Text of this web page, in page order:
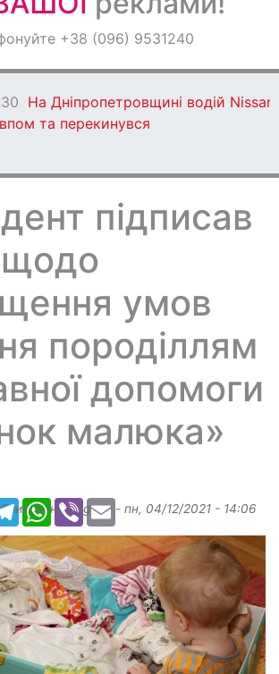
+38 (096) 9531240
На Дніпропетровщині водій Nissan
та перекинувся
підписав
щодо
умов
породіллям
допомоги
малюка»
TelegramWhatsApp
ViberEmail
bugaev - пн, 04/12/2021 - 14:06